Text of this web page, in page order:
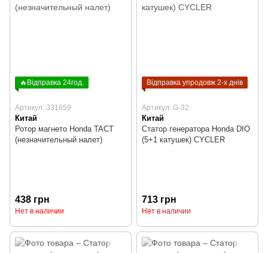
🔥Відправка 24год.
Артикул: 331659
Китай
Ротор магнето Honda TACT
(незначительный налет)
438 грн
Нет в наличии
Відправка упродовж 2-х днів
Артикул: G-32
Китай
Статор генератора Honda DIO
(5+1 катушек) CYCLER
713 грн
Нет в наличии